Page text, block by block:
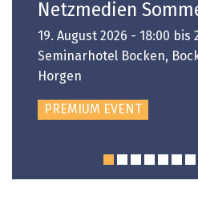
Netzmedien
19. August 2026 - 18:00 bis
Seminarhotel Bocken,
Horgen
PREMIUM EVENT